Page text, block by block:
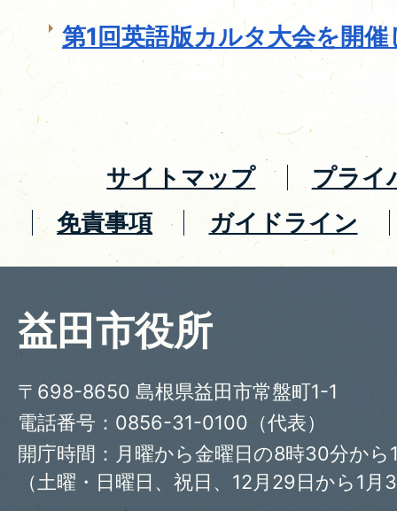
第1回英語版カルタ大会を開
サイトマップ
プライ
免責事項
ガイドライン
益田市役所
〒698-8650 島根県益田市常盤町1-1
電話番号：0856-31-0100（代表）
開庁時間：月曜から金曜日の8時30分から
（土曜・日曜日、祝日、12月29日から1月